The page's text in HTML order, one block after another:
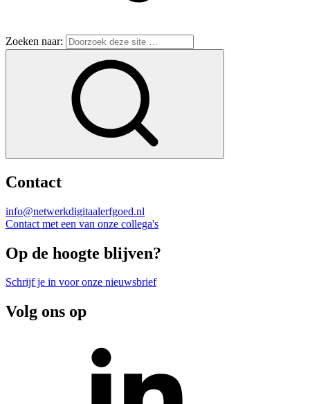
Zoeken naar:
Contact
info@netwerkdigitaalerfgoed.nl
Contact met een van onze collega's
Op de hoogte blijven?
Schrijf je in voor onze nieuwsbrief
Volg ons op